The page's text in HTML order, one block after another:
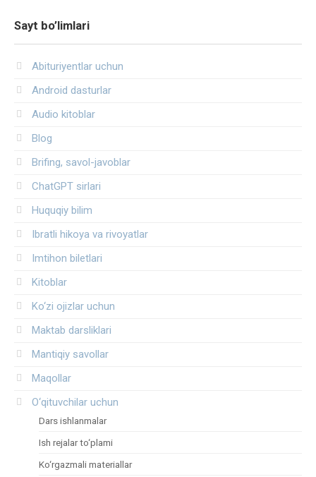
Sayt bo’limlari
Abituriyentlar uchun
Android dasturlar
Audio kitoblar
Blog
Brifing, savol-javoblar
ChatGPT sirlari
Huquqiy bilim
Ibratli hikoya va rivoyatlar
Imtihon biletlari
Kitoblar
Ko‘zi ojizlar uchun
Maktab darsliklari
Mantiqiy savollar
Maqollar
O‘qituvchilar uchun
Dars ishlanmalar
Ish rejalar to‘plami
Ko‘rgazmali materiallar